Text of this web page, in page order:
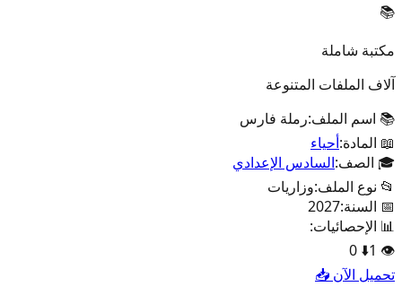
📚
مكتبة شاملة
آلاف الملفات المتنوعة
📚 اسم الملف:رملة فارس
📖 المادة:أحياء
🎓 الصف:السادس الإعدادي
📂 نوع الملف:وزاريات
📅 السنة:2027
📊 الإحصائيات:
👁️
1
⬇️
0
تحميل الآن 📥